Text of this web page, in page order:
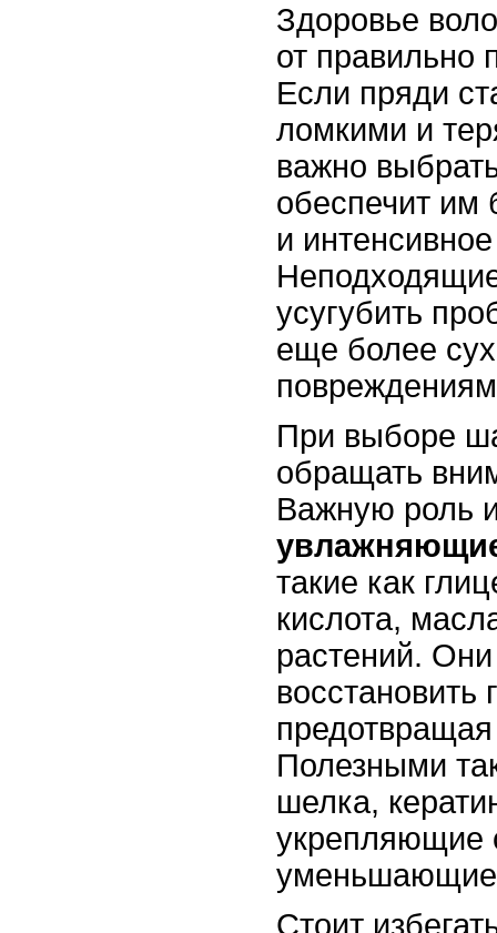
Здоровье
от правильно
Если пряди
ломкими и
важно
обеспечит им
и
усугубить
еще более
При выборе
обращать
Важную роль
такие как
кислота,
растений.
восстановить
Полезными
шелка,
укрепляющие
уменьшающие
Стоит